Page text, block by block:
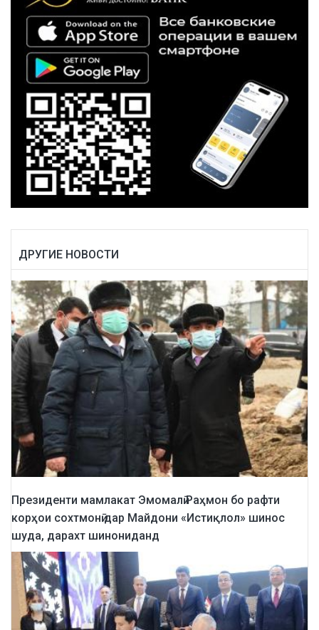
ДРУГИЕ НОВОСТИ
Президенти мамлакат Эмомалӣ Раҳмон бо рафти
корҳои сохтмонӣ дар Майдони «Истиқлол» шинос
шуда, дарахт шинониданд